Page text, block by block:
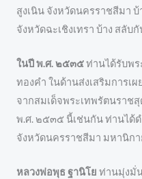
สูงเนิน จังหวัดนครราชสีมา
จังหวัดฉะเชิงเทรา บ้าง สลับ
ในปี พ.ศ. ๒๕๓๕ท่านได้รับพร
ทองคำ ในด้านส่งเสริมการเ
จากสมเด็จพระเทพรัตนราช
พ.ศ. ๒๕๓๕ นี้เช่นกัน ท่านได้
จังหวัดนครราชสีมา มหานิก
หลวงพ่อพุธ ฐานิโย ท่านมุ่งมั่